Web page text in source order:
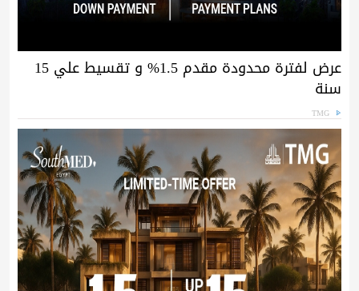
عرض لفترة محدودة مقدم 1.5% و تقسيط علي 15
سنة
TMG